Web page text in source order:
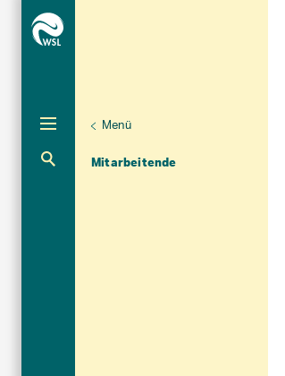
Menü
Mitarbeitende
Aktuelle